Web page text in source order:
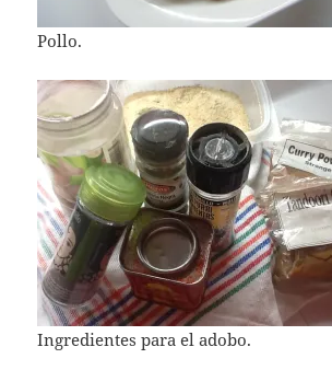
Pollo.
Ingredientes para el adobo.